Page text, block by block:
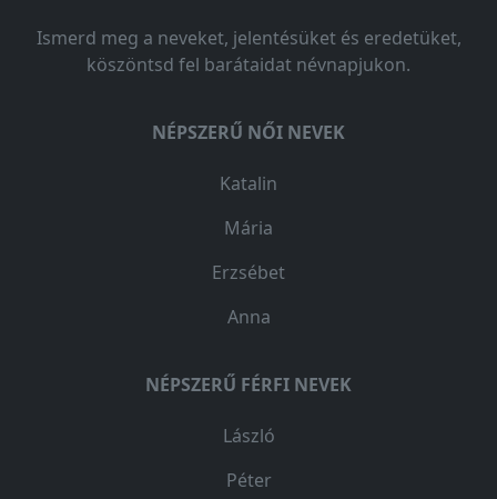
Ismerd meg a neveket, jelentésüket és eredetüket,
köszöntsd fel barátaidat névnapjukon.
NÉPSZERŰ NŐI NEVEK
Katalin
Mária
Erzsébet
Anna
NÉPSZERŰ FÉRFI NEVEK
László
Péter